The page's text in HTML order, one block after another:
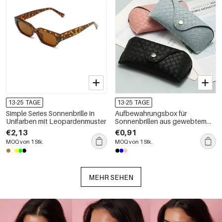
13-25 TAGE
Simple Series Sonnenbrille in
Unifarben mit Leopardenmuster
€2,13
MOQ von 1 Stk.
13-25 TAGE
Aufbewahrungsbox für
Sonnenbrillen aus gewebtem
PU-Kunststoff der Simple Series
Daily-Serie
€0,91
MOQ von 1 Stk.
MEHR SEHEN